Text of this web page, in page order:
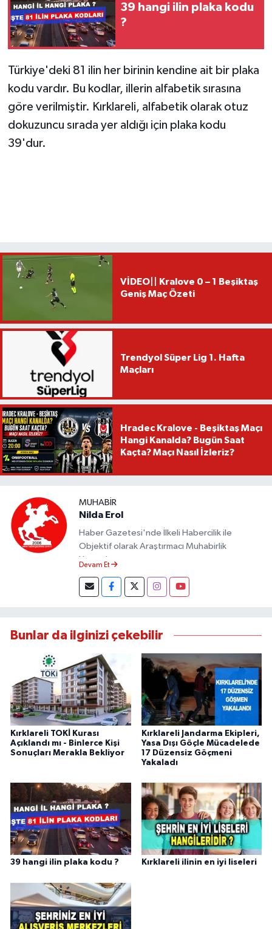
39 hangi ilin plaka kodu
?
Türkiye'deki 81 ilin her birinin kendine ait bir plaka
kodu vardır. Bu kodlar, illerin alfabetik sırasına
göre verilmiştir. Kırklareli, alfabetik olarak otuz
dokuzuncu sırada yer aldığı için plaka kodu
39'dur.
VİDEO|| Kralove 0 – 1 Beşiktaş
Geniş Maç Özeti
Trendyol Süper Lig 1. Hafta
Maçları
Hradec Kralove - Beşiktaş Maçı
Hangi Kanalda? Bugün Saat
Kaçta? Maçı Nasıl İzleriz?
MUHABIR
Nilda Erol
Haber Gazetesi'nde İlkeli Habercilik ile
Objektif olarak Araştırmacı Muhabirlik
Yapmaktayım.
Devam Et
Bunlar da ilginizi çekebilir
Kırklareli TOKİ Kurası
Açıklandı mı - Binlerce Kişi
Sonuçları Merakla Bekliyor
Kırklareli Jandarma Ekipleri,
Yasa Dışı Göçle Mücadelede
17 Düzensiz Göçmeni
Yakaladı
39 hangi ilin plaka kodu ? Kırklareli ilinin en iyi liseleri